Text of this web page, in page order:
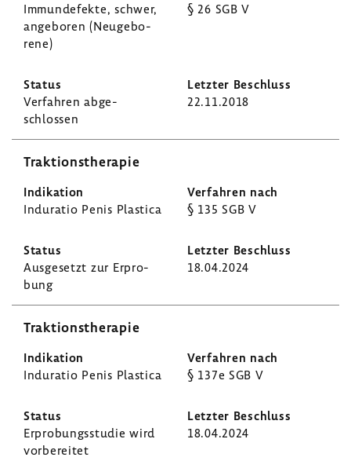
Immun­de­fekte, schwer,
ange­boren (Neuge­bo­
rene)
§ 26 SGB V
Verfahren abge­
schlossen
22.11.2018
Trak­ti­ons­the­rapie
Indu­ratio Penis Plastica § 135 SGB V
Ausge­setzt zur Erpro­
bung
18.04.2024
Trak­ti­ons­the­rapie
Indu­ratio Penis Plastica § 137e SGB V
Erpro­bungs­studie wird
vorbe­reitet
18.04.2024